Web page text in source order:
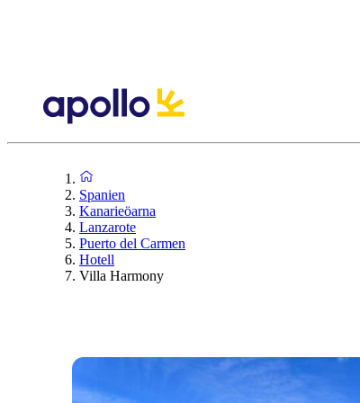
Spanien
Kanarieöarna
Lanzarote
Puerto del Carmen
Hotell
Villa Harmony